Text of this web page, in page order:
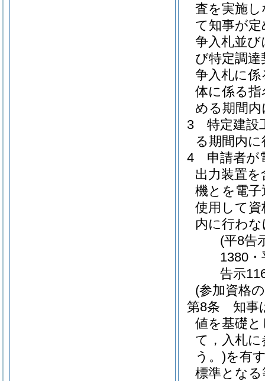
査を実施
て知事が
争入札並び
び特定調
争入札に係
体に係る
める期間
3
特定建設
る期間内
4
申請者が
出力装置
機とを電
使用して
内に行わ
(平8告
1380
告示
(参加資格
第8条
知事
値を基礎
て，入札
う。)を有
標準となる